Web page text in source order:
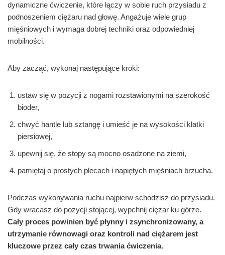
dynamiczne ćwiczenie, które łączy w sobie ruch przysiadu z
podnoszeniem ciężaru nad głowę. Angażuje wiele grup
mięśniowych i wymaga dobrej techniki oraz odpowiedniej
mobilności.
Aby zacząć, wykonaj następujące kroki:
ustaw się w pozycji z nogami rozstawionymi na szerokość
bioder,
chwyć hantle lub sztangę i umieść je na wysokości klatki
piersiowej,
upewnij się, że stopy są mocno osadzone na ziemi,
pamiętaj o prostych plecach i napiętych mięśniach brzucha.
Podczas wykonywania ruchu najpierw schodzisz do przysiadu.
Gdy wracasz do pozycji stojącej, wypchnij ciężar ku górze.
Cały proces powinien być płynny i zsynchronizowany, a
utrzymanie równowagi oraz kontroli nad ciężarem jest
kluczowe przez cały czas trwania ćwiczenia.